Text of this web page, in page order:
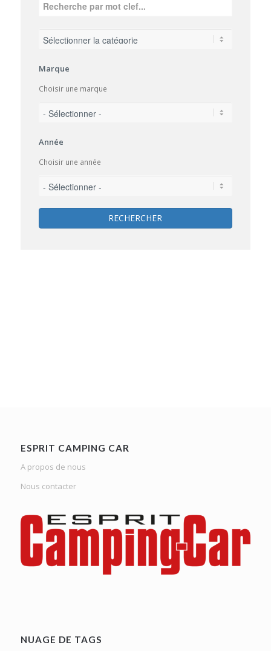
Marque
Choisir une marque
Année
Choisir une année
RECHERCHER
ESPRIT CAMPING CAR
A propos de nous
Nous contacter
NUAGE DE TAGS